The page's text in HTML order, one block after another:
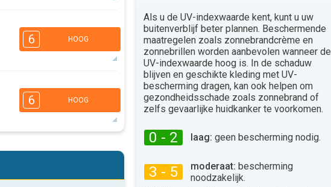
32°max
4
16:00
2
32°max
6 HOOG
16:00
2
35°
6 HOOG
2
1
Als u de UV-indexwaarde kent, kunt u uw
buitenverblijf beter plannen. Beschermende
maatregelen zoals zonnebrandcrème en
zonnebrillen worden aanbevolen wanneer de
UV-indexwaarde hoog is. In de schaduw
blijven en geschikte kleding met UV-
bescherming dragen, kan ook helpen om
gezondheidsschade zoals zonnebrand of
zelfs gevaarlijke huidkanker te voorkomen.
0 - 2 laag: geen bescherming nodig.
3 - 5 moderaat: bescherming
noodzakelijk.